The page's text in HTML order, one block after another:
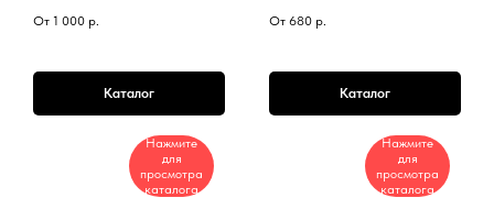
От 1 000 р.
Каталог
От 680 р.
Каталог
Нажмите
для
просмотра
каталога
Нажмите
для
просмотра
каталога